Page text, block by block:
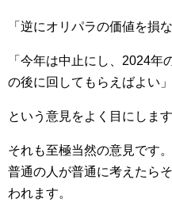
「逆にオリパラの価値を損
「今年は中止にし、2024年
の後に回してもらえばよい」
という意見をよく目にします
それも至極当然の意見です。
普通の人が普通に考えたら
われます。